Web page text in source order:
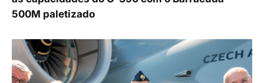
500M paletizado